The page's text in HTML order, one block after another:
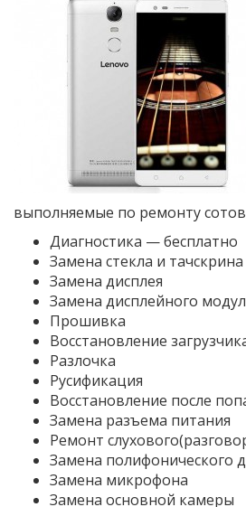
выполняемые по ремонту
Диагностика — бесплатно
Замена стекла и тачскрина
Замена дисплея
Замена дисплейного
Прошивка
Восстановление
Разлочка
Русификация
Восстановление после
Замена разъема питания
Ремонт
Замена полифонического
Замена микрофона
Замена основной камеры